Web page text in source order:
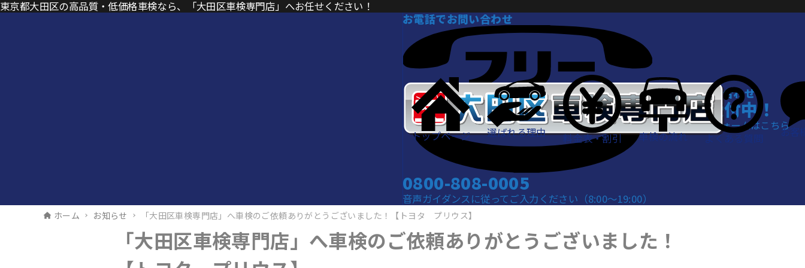
東京都大田区の高品質・低価格車検なら、「大田区車検専門店」へお任せください！
お電話でお問い合わせ
0800-808-0005
音声ガイダンスに従ってご入力ください（8:00～19:00）
WEBでお問い合わせ
24時間受付中！
お問い合わせフォームはこちら
トップページ 選ばれる理由 料金表・割引 車検の流れ よくある質問 お客
ホーム お知らせ 「大田区車検専門店」へ車検のご依頼ありがとうございました！【トヨタ プリウス】
「大田区車検専門店」へ車検のご依頼ありがとうございました！